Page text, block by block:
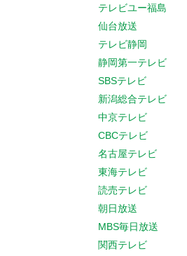
テレビユー福島
仙台放送
テレビ静岡
静岡第一テレビ
SBSテレビ
新潟総合テレビ
中京テレビ
CBCテレビ
名古屋テレビ
東海テレビ
読売テレビ
朝日放送
MBS毎日放送
関西テレビ